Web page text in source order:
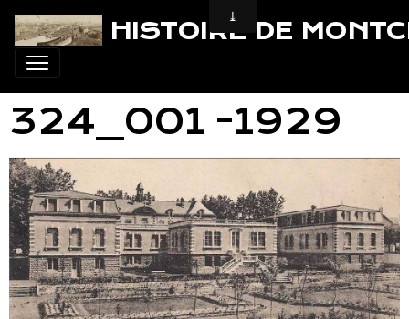
HISTOIRE DE
324_001 -1929